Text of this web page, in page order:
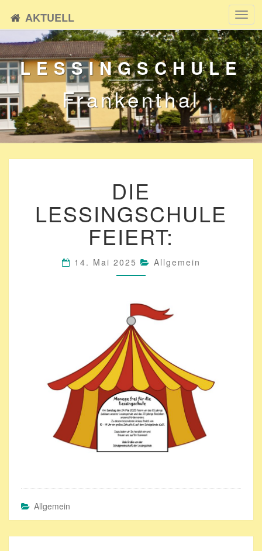
AKTUELL
LESSINGSCHULE
Frankenthal
LESSINGSCHULE
FEIERT:
DIE
LESSINGSCHULE
FEIERT:
14. Mai 2025 Allgemein
Allgemein